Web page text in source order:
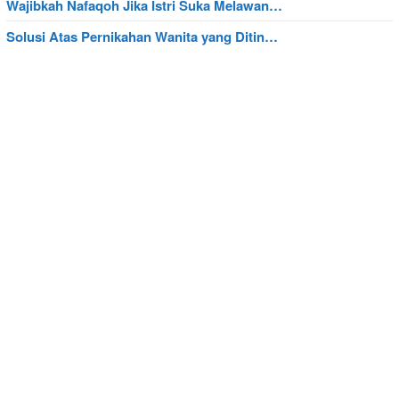
Wajibkah Nafaqoh Jika Istri Suka Melawan…
Solusi Atas Pernikahan Wanita yang Ditin…